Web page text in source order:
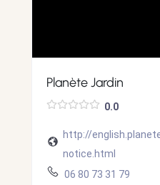
Planète Jardin
0.0
http://
notice.html
06 80 73 31 79